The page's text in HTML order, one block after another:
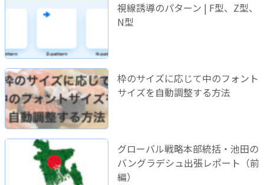
視線誘導のパターン | F型、Z型、
N型
枠のサイズに応じて中のフォント
サイズを自動調整する方法
グローバル戦略本部統括・池田の
バングラデシュ出張レポート（前
編）